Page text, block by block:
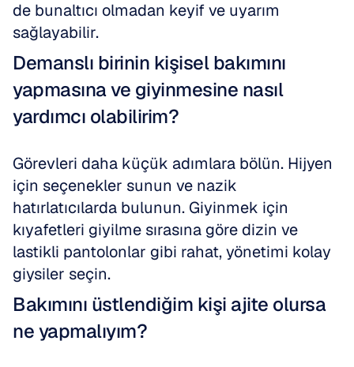
de bunaltıcı olmadan keyif ve uyarım
sağlayabilir.
Demanslı birinin kişisel bakımını
yapmasına ve giyinmesine nasıl
yardımcı olabilirim?
Görevleri daha küçük adımlara bölün. Hijyen
için seçenekler sunun ve nazik
hatırlatıcılarda bulunun. Giyinmek için
kıyafetleri giyilme sırasına göre dizin ve
lastikli pantolonlar gibi rahat, yönetimi kolay
giysiler seçin.
Bakımını üstlendiğim kişi ajite olursa
ne yapmalıyım?